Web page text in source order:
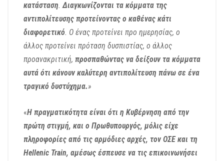
κατάσταση.Διαγκωνίζονται τα κόμματα της
αντιπολίτευσης προτείνοντας ο καθένας κάτι
διαφορετικό. Ο ένας προτείνει προ ημερησίας, ο
άλλος προτείνει πρόταση δυσπιστίας, ο άλλος
προανακριτική, προσπαθώντας να δείξουν τα κόμματα
αυτά ότι κάνουν καλύτερη αντιπολίτευση πάνω σε ένα
τραγικό δυστύχημα.»
«Η πραγματικότητα είναι ότι η Κυβέρνηση από την
πρώτη στιγμή, και ο Πρωθυπουργός, μόλις είχε
πληροφορίες από τις αρμόδιες αρχές, τον ΟΣΕ και τη
Hellenic Train, αμέσως έσπευσε να τις επικοινωνήσει